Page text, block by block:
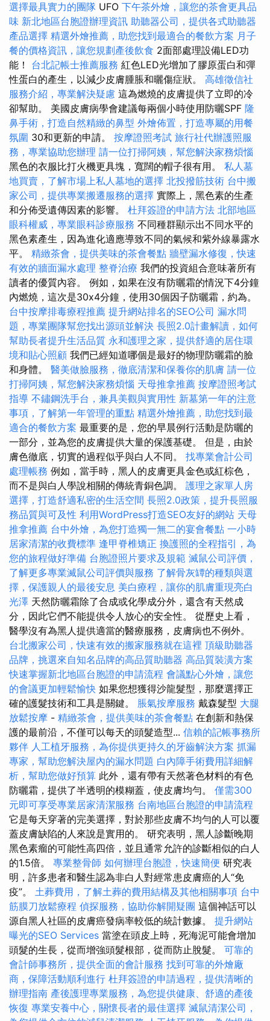
選擇最具實力的團隊 UFO 下午茶外燴，讓您的茶會更具品
味 新北地區台胞證辦理資訊 助聽器公司，提供各式助聽器
產品選擇 精選外燴推薦，助您找到最適合的餐飲方案 月子
餐的價格資訊，讓您規劃產後飲食 2面部處理設備LED功
能！ 台北記帳士推薦服務 紅色LED光增加了膠原蛋白和彈
性蛋白的產生，以減少皮膚腫脹和曬傷症狀。 高雄徵信社
服務介紹，專業解決疑慮 這為燃燒的皮膚提供了立即的冷
卻幫助。 美國皮膚病學會建議每兩個小時使用防曬SPF 隆
鼻手術，打造自然精緻的鼻型 外燴佈置，打造專屬的用餐
氛圍 30和更新的申請。 按摩證照考試 旅行社代辦護照服
務，專業協助您辦理 請一位打掃阿姨，幫您解決家務煩惱
黑色的衣服比打火機更具塊，寬闊的帽子很有用。 私人墓
地買賣，了解市場上私人墓地的選擇 北投撥筋技術 台中搬
家公司，提供專業搬遷服務的選擇 實際上，黑色素的生產
和分佈受遺傳因素的影響。 杜拜簽證的申請方法 北部地區
眼科權威，專業眼科診療服務 不同種群顯示出不同水平的
黑色素產生，因為進化適應導致不同的氣候和紫外線暴露水
平。 精緻茶會，提供美味的茶會餐點 牆壁漏水修復，快速
有效的牆面漏水處理 整脊治療 我們的投資組合意味著所有
讀者的優質內容。 例如，如果在沒有防曬霜的情況下4分鐘
內燃燒，這次是30x4分鐘，使用30個因子防曬霜，約為。
台中按摩排毒療程推薦 提升網站排名的SEO公司 漏水問
題，專業團隊幫您找出源頭並解決 長照2.0計畫解讀，如何
幫助長者提升生活品質 永和護理之家，提供舒適的居住環
境和貼心照顧 我們已經知道哪個是最好的物理防曬霜的臉
和身體。 醫美做臉服務，徹底清潔和保養你的肌膚 請一位
打掃阿姨，幫您解決家務煩惱 天母推拿推薦 按摩證照考試
指導 不鏽鋼洗手台，兼具美觀與實用性 新墓第一年的注意
事項，了解第一年管理的重點 精選外燴推薦，助您找到最
適合的餐飲方案 最重要的是，您的早晨例行活動是防曬的
一部分，並為您的皮膚提供大量的保護基礎。 但是，由於
膚色徹底，切實的過程似乎與白人不同。 找專業會計公司
處理帳務 例如，當手時，黑人的皮膚更具金色或紅棕色，
而不是與白人學說相關的傳統青銅色調。 護理之家單人房
選擇，打造舒適私密的生活空間 長照2.0政策，提升長照服
務品質與可及性 利用WordPress打造SEO友好的網站 天母
推拿推薦 台中外燴，為您打造獨一無二的宴會餐點 一小時
居家清潔的收費標準 逢甲脊椎矯正 換護照的全程指引，為
您的旅程做好準備 台胞證照片要求及規範 滅鼠公司評價，
了解更多專業滅鼠公司評價與服務 了解骨灰罈的種類與選
擇，保護親人的最後安息 美白療程，讓你的肌膚重現亮白
光澤 天然防曬霜除了合成或化學成分外，還含有天然成
分，因此它們不能提供令人放心的安全性。 從歷史上看，
醫學沒有為黑人提供適當的醫療服務，皮膚病也不例外。
台北搬家公司，快速有效的搬家服務就在這裡 頂級助聽器
品牌，挑選來自知名品牌的高品質助聽器 高品質裝潢方案
快速掌握新北地區台胞證的申請流程 會議點心外燴，讓您
的會議更加輕鬆愉快 如果您想獲得沙龍髮型，那麼選擇正
確的護髮技術和工具是關鍵。 脹氣按摩服務 戴森髮型 大腿
放鬆按摩 - 精緻茶會，提供美味的茶會餐點 在創新和熱保
護的最前沿，不僅可以每天的頭髮造型... 信賴的記帳事務所
夥伴 人工植牙服務，為你提供更持久的牙齒解決方案 抓漏
專家，幫助您解決屋內的漏水問題 白內障手術費用詳細解
析，幫助您做好預算 此外，還有帶有天然著色材料的有色
防曬霜，提供了半透明的模糊蓋，使皮膚均勻。 僅需300
元即可享受專業居家清潔服務 台南地區台胞證的申請流程
它是每天穿著的完美選擇，對於那些皮膚不均勻的人可以覆
蓋皮膚缺陷的人來說是實用的。 研究表明，黑人診斷晚期
黑色素瘤的可能性高四倍，並且通常允許的診斷相似的白人
的1.5倍。 專業整骨師 如何辦理台胞證，快速簡便 研究表
明，許多患者和醫生認為非白人對經常患皮膚癌的人“免
疫”。 土葬費用，了解土葬的費用結構及其他相關事項 台中
筋膜刀放鬆療程 偵探服務，協助你解開疑團 這個神話可以
源自黑人社區的皮膚癌發病率較低的統計數據。 提升網站
曝光的SEO Services 當塗在頭皮上時，死海泥可能會增加
頭髮的生長，從而增強頭髮根部，從而防止脫髮。 可靠的
會計師事務所，提供全面的會計服務 找到可靠的外燴廠
商，保障活動順利進行 杜拜簽證的申請過程，提供清晰的
辦理指南 產後護理專業服務，為您提供健康、舒適的產後
恢復 專業安養中心，關懷長者的最佳選擇 滅鼠清潔公司，